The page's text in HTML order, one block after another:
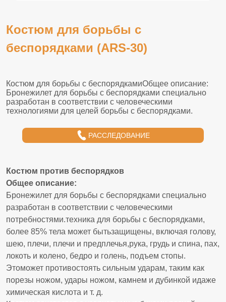
Костюм для борьбы с
беспорядками (ARS-30)
РАССЛЕДОВАНИЕ